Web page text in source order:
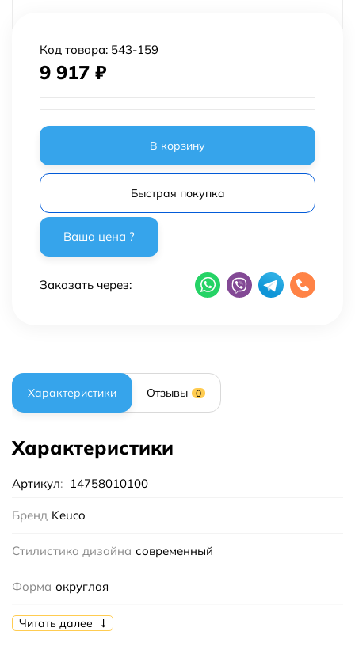
Код товара: 543-159
9 917 ₽
В корзину
Быстрая покупка
Заказать через:
Характеристики Отзывы 0
Характеристики
Артикул: 14758010100
Бренд Keuco
Стилистика дизайна современный
Форма округлая
Тип полка
Читать далее